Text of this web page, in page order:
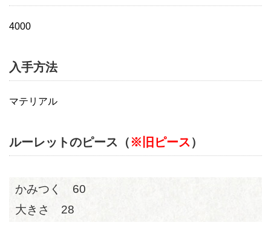
4000
入手方法
マテリアル
ルーレットのピース（※旧ピース）
かみつく 60
大きさ 28